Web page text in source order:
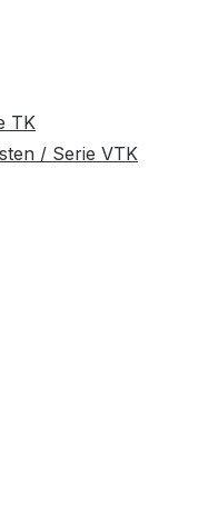
TK
/ Serie VTK